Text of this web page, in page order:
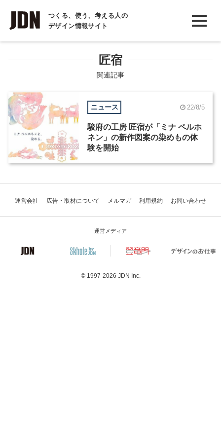
つくる、使う、考える人の
デザイン情報サイト
INTERVIEW
インタビュー
COLUMN
コラム
匠宿
関連記事
ニュース 22/8/5
駿府の工房 匠宿が「ミナ ペルホ
ネン」の新作図案の染めもの体
験を開始
運営会社 広告・取材について メルマガ 利用規約 お問い合わせ
運営メディア
© 1997-2026 JDN Inc.